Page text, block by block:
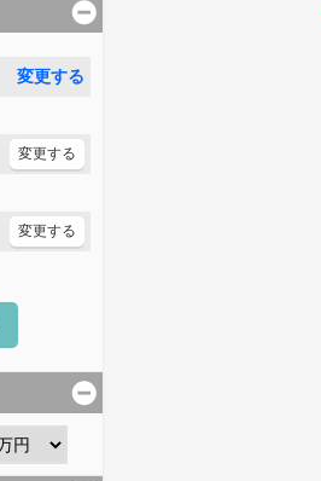
変更する
変更する
変更する